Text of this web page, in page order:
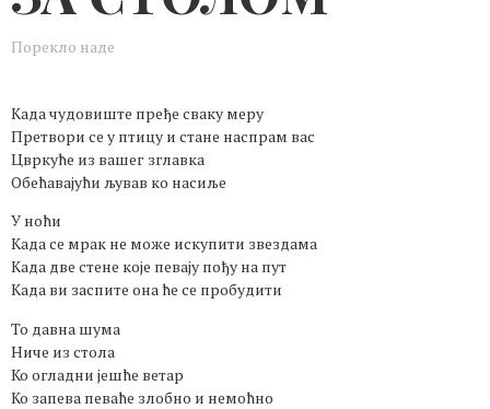
Порекло наде
Када чудовиште пређе сваку меру
Претвори се у птицу и стане наспрам вас
Цвркуће из вашег зглавка
Обећавајући љував ко насиље
У ноћи
Када се мрак не може искупити звездама
Када две стене које певају пођу на пут
Када ви заспите она ће се пробудити
То давна шума
Ниче из стола
Ко огладни јешће ветар
Ко запева певаће злобно и немоћно